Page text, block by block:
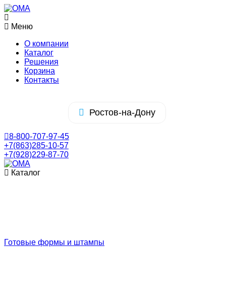
Меню
О компании
Каталог
Решения
Корзина
Контакты
Ростов-на-Дону
8-800-707-97-45
+7(863)285-10-57
+7(928)229-87-70
Каталог
Готовые формы и штампы